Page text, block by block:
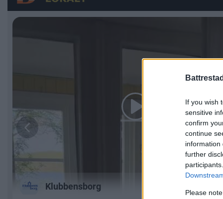
If you wish
sensitive
confirm
continue
information
further
Please